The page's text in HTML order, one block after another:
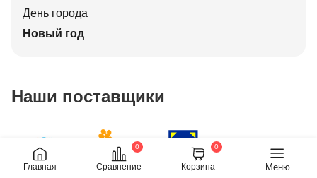
Главная Сравнение
0
Корзина
0
Меню
День города
Новый год
Наши поставщики